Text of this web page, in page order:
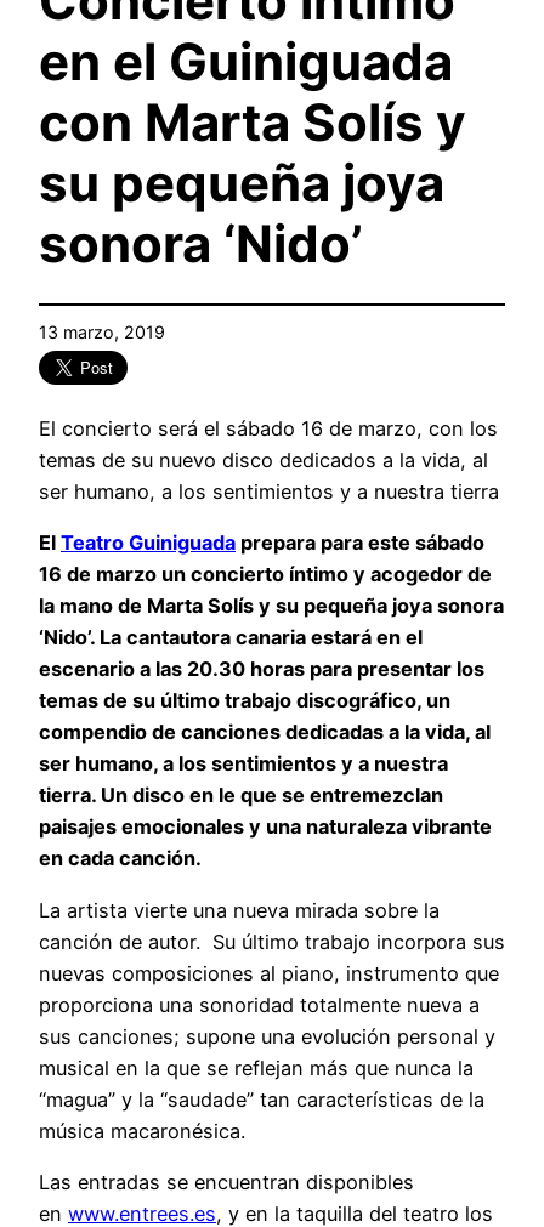
en el Guiniguada
con Marta Solís y
su pequeña joya
sonora ‘Nido’
13 marzo, 2019
El concierto será el sábado 16 de marzo, con los
temas de su nuevo disco dedicados a la vida, al
ser humano, a los sentimientos y a nuestra tierra
El Teatro Guiniguada prepara para este sábado
16 de marzo un concierto íntimo y acogedor de
la mano de Marta Solís y su pequeña joya sonora
‘Nido’. La cantautora canaria estará en el
escenario a las 20.30 horas para presentar los
temas de su último trabajo discográfico, un
compendio de canciones dedicadas a la vida, al
ser humano, a los sentimientos y a nuestra
tierra. Un disco en le que se entremezclan
paisajes emocionales y una naturaleza vibrante
en cada canción.
La artista vierte una nueva mirada sobre la
canción de autor. Su último trabajo incorpora sus
nuevas composiciones al piano, instrumento que
proporciona una sonoridad totalmente nueva a
sus canciones; supone una evolución personal y
musical en la que se reflejan más que nunca la
“magua” y la “saudade” tan características de la
música macaronésica.
Las entradas se encuentran disponibles
en www.entrees.es, y en la taquilla del teatro los